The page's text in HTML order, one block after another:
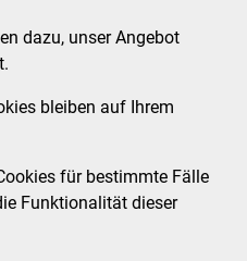
dazu, unser Angebot
bleiben auf Ihrem
für bestimmte Fälle
Funktionalität dieser